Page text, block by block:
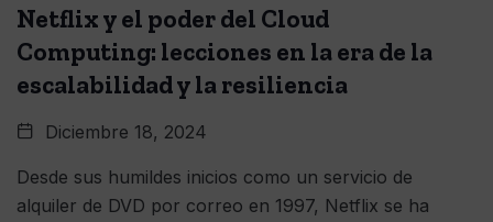
Netflix y el poder del Cloud
Computing: lecciones en la era de la
escalabilidad y la resiliencia
Diciembre 18, 2024
Desde sus humildes inicios como un servicio de
alquiler de DVD por correo en 1997, Netflix se ha